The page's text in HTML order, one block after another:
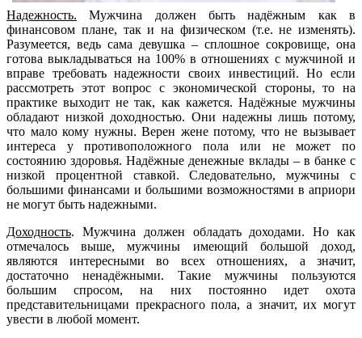
Надежность. Мужчина должен быть надёжным как в
финансовом плане, так и на физическом (т.е. не изменять).
Разумеется, ведь сама девушка – сплошное сокровище, она
готова выкладываться на 100% в отношениях с мужчиной и
вправе требовать надежности своих инвестиций. Но если
рассмотреть этот вопрос с экономической стороны, то на
практике выходит не так, как кажется. Надёжные мужчины
обладают низкой доходностью. Они надежны лишь потому,
что мало кому нужны. Верен жене потому, что не вызывает
интереса у противоположного пола или не может по
состоянию здоровья. Надёжные денежные вклады – в банке с
низкой процентной ставкой. Следовательно, мужчины с
большими финансами и большими возможностями в априори
не могут быть надежными.
Доходность. Мужчина должен обладать доходами. Но как
отмечалось выше, мужчины имеющий большой доход,
являются интересными во всех отношениях, а значит,
достаточно ненадёжными. Такие мужчины пользуются
большим спросом, на них постоянно идет охота
представительницами прекрасного пола, а значит, их могут
увести в любой момент.